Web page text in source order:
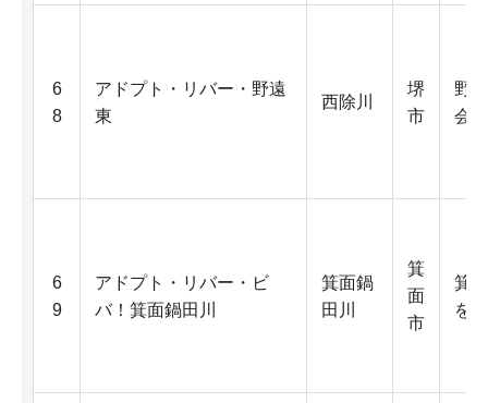
6
8
アドプト・リバー・野遠
東
西除川
堺
市
野
会
6
9
アドプト・リバー・ビ
バ！箕面鍋田川
箕面鍋
田川
箕
面
市
箕
を